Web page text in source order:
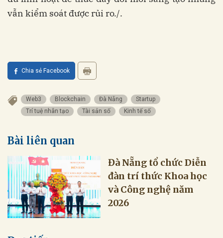
vẫn kiểm soát được rủi ro./.
Chia sẻ Facebook
Web3 Blockchain Đà Nẵng
Startup
Trí tuệ nhân tạo
Tài sản số Kinh tế số
Bài liên quan
Đà Nẵng tổ chức Diễn
đàn trí thức Khoa học
và Công nghệ năm
2026